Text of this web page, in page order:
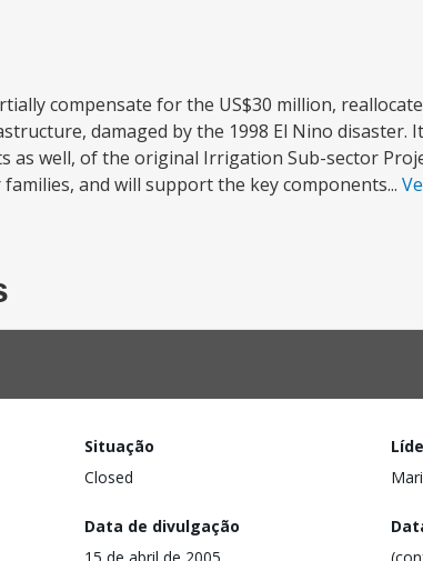
compensate for the US$30 million,
damaged by the 1998 El Nino disaster.
as well, of the original Irrigation Sub-sector
and will support the key components...
Situação
Closed
Data de divulgação
15 de abril de 2005